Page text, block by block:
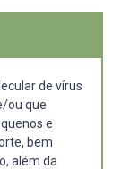
de vírus
ou que
e
bem
além da